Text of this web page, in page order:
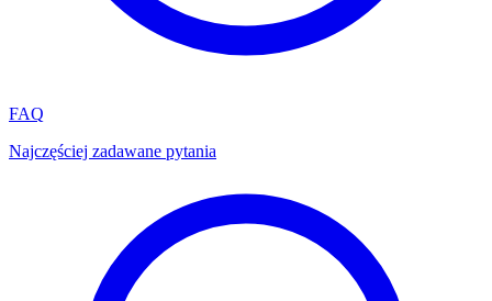
FAQ
Najczęściej zadawane pytania